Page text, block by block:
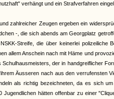
verhängt und ein Strafverfahren
zahlreicher Zeugen ergeben ein
-, die sich abends am Georgplatz
Streife, die über keinerlei polizeiliche
allem Anschein nach mit Häme und
der in handgreiflicher
Äusseren nach aus den verrufensten
als richtig bezeichneten, da es sich
hätten offenbar zu einer